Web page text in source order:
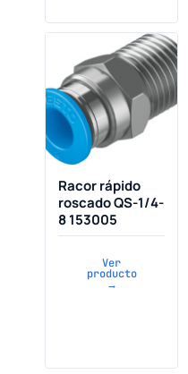
Racor rápido
roscado QS-1/4-
8 153005
Ver
producto
→